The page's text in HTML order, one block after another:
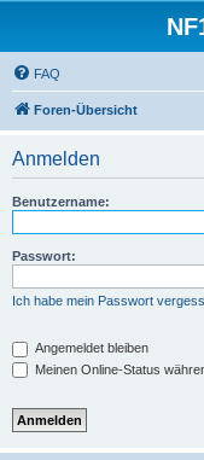
FAQ
Foren-Übersicht
Anmelden
Benutzername:
Passwort:
Ich habe mein Passwort
Angemeldet bleiben
Meinen Online-Status